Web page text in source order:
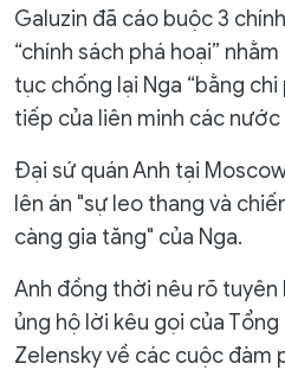
Galuzin đã cáo buộc 3
“chính sách phá hoại”
tục chống lại Nga “bằng
tiếp của liên minh các nước
Đại sứ quán Anh tại
lên án "sự leo thang và
càng gia tăng" của Nga.
Anh đồng thời nêu rõ tuyên
ủng hộ lời kêu gọi của
Zelensky về các cuộc đàm